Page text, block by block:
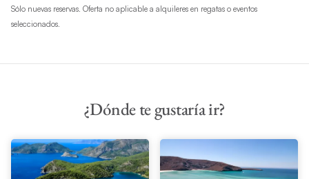
Sólo nuevas reservas. Oferta no aplicable a alquileres en regatas o eventos
seleccionados.
¿Dónde te gustaría ir?